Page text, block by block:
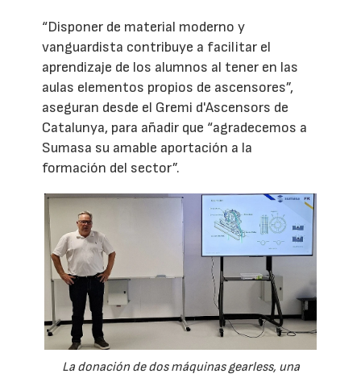
“Disponer de material moderno y
vanguardista contribuye a facilitar el
aprendizaje de los alumnos al tener en las
aulas elementos propios de ascensores”,
aseguran desde el Gremi d'Ascensors de
Catalunya, para añadir que “agradecemos a
Sumasa su amable aportación a la
formación del sector”.
La donación de dos máquinas gearless, una